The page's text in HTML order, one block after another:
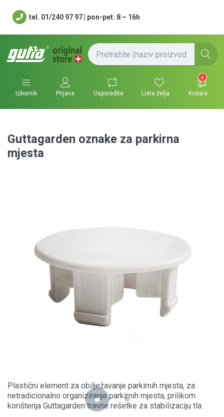
tel. 01/240 97 97 | pon-pet: 8 – 16h
Izbornik Prijava Usporedite Lista želja
4
Košara
Guttagarden oznake za parkirna
mjesta
Plastični element za obilježavanje parkirnih mjesta, za
netradicionalno organiziranje parkirnih mjesta, prilikom
korištenja Guttagarden travne rešetke za stabilizaciju tla.